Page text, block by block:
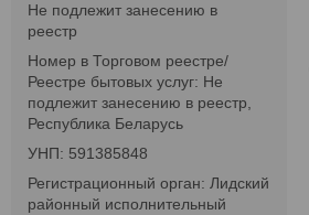
Не подлежит занесению в
реестр
Номер в Торговом реестре/
Реестре бытовых услуг: Не
подлежит занесению в реестр,
Республика Беларусь
УНП: 591385848
Регистрационный орган: Лидский
районный исполнительный